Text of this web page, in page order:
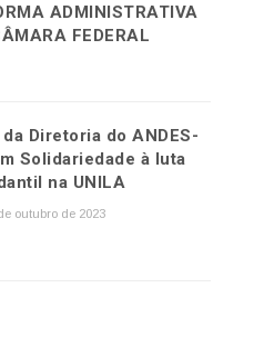
ADMINISTRATIVA
FEDERAL
da Diretoria do ANDES-
Solidariedade à luta
na UNILA
outubro de 2023